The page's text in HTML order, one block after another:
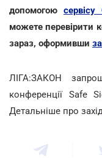
допомогою сервісу
можете перевірити
зараз, оформивши
ЛІГА:ЗАКОН
конференції Safe
Детальніше про